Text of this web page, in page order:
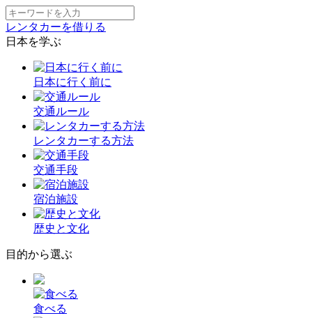
レンタカーを借りる
日本を学ぶ
日本に行く前に
交通ルール
レンタカーする方法
交通手段
宿泊施設
歴史と文化
目的から選ぶ
食べる